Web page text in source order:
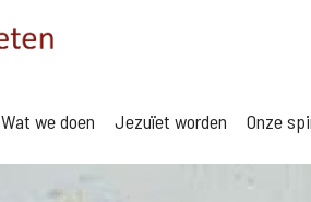
Wat we doen Jezuïet worden Onze